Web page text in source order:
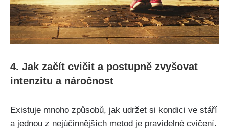
4. Jak začít cvičit a postupně zvyšovat
intenzitu a náročnost
Existuje mnoho způsobů, jak udržet si kondici ve stáří
a jednou z nejúčinnějších metod je pravidelné cvičení.